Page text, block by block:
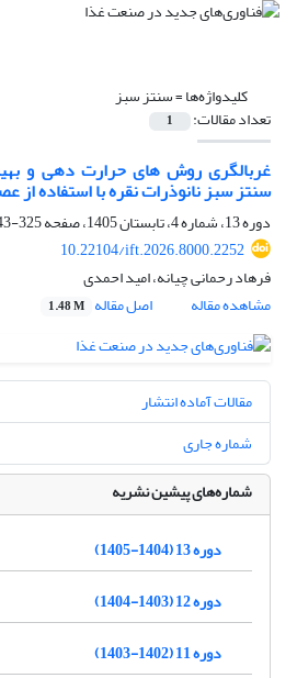
کلیدواژه‌ها =سنتز سبز
تعداد مقالات: 1
غربالگری روش های حرارت دهی و
سنتز سبز نانوذرات نقره با استفاده
دوره 13، شماره 4، تابستان 1405، صفحه
325-343
10.22104/ift.2026.8000.2252
فرهاد رحمانی چیانه، امید احمدی
مشاهده مقاله
اصل مقاله 1.48 M
مقالات آماده انتشار
شماره جاری
شماره‌های پیشین نشریه
دوره 13 (1404-1405)
دوره 12 (1403-1404)
دوره 11 (1402-1403)